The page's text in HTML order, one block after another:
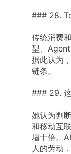
### 28.
传统消费
型、Agent
据此认为
链条。
### 29.
她认为判
和移动互
增十倍。AI
人的劳动